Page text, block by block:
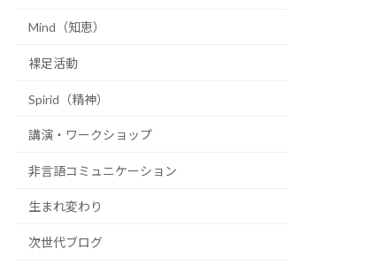
Mind（知恵）
裸足活動
Spirid（精神）
講演・ワークショップ
非言語コミュニケーション
生まれ変わり
次世代ブログ